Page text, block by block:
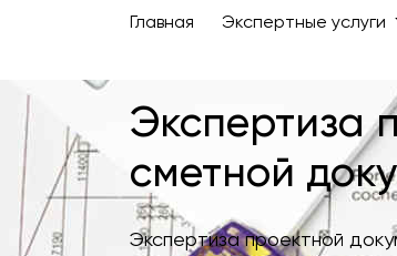
Главная Экспертные услуги
Экспертиза
сметной
Экспертиза проектной